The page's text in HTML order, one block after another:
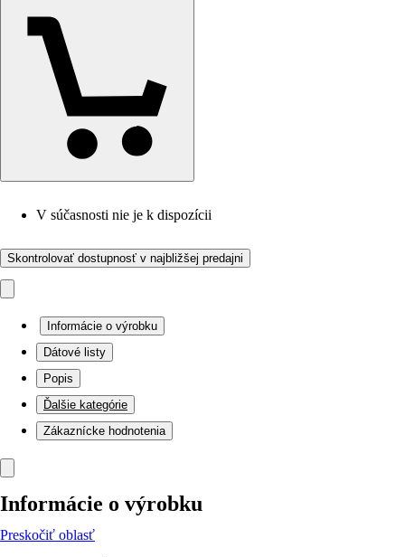
V súčasnosti nie je k dispozícii
Skontrolovať dostupnosť v najbližšej predajni
Informácie o výrobku
Dátové listy
Popis
Ďalšie kategórie
Zákaznícke hodnotenia
Informácie o výrobku
Preskočiť oblasť